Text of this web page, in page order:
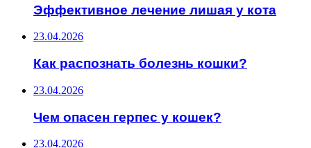
Эффективное лечение лишая у кота
23.04.2026
Как распознать болезнь кошки?
23.04.2026
Чем опасен герпес у кошек?
23.04.2026